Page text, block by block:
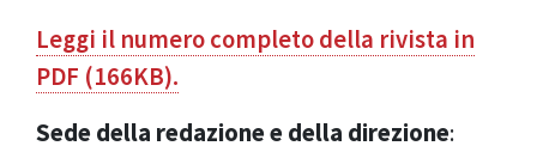
Leggi il numero completo della rivista in
PDF (166KB).
Sede della redazione e della direzione: